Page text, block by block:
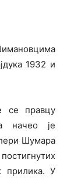
1932 и
се правцу
начео је
Шумара
прилика. У